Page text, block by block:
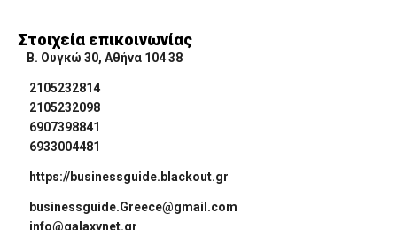
Στοιχεία επικοινωνίας
Β. Ουγκώ 30, Αθήνα 104 38
2105232814
2105232098
6907398841
6933004481
https://businessguide.blackout.gr
businessguide.Greece@gmail.com
info@galaxynet.gr